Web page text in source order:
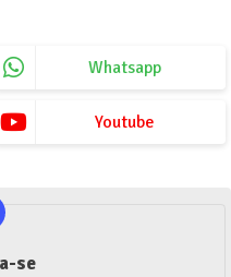
Whatsapp
Youtube
se